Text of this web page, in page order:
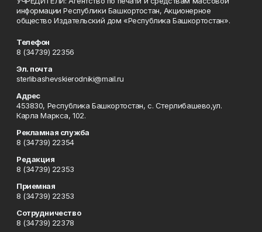
информации Республики Башкортостан, Акционерное
общество Издательский дом «Республика Башкортостан».
Телефон
8 (34739) 22356
Эл. почта
sterlibashevskierodniki@mail.ru
Адрес
453830, Республика Башкортостан, c. Стерлибашево,ул.
Карла Маркса, 102.
Рекламная служба
8 (34739) 22354
Редакция
8 (34739) 22353
Приемная
8 (34739) 22353
Сотрудничество
8 (34739) 22378